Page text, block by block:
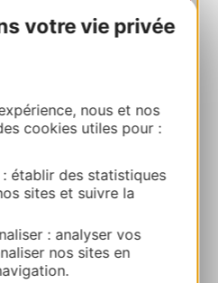
votre vie privée
nous et nos
cookies utiles pour :
établir des statistiques
sites et suivre la
: analyser vos
nos sites en